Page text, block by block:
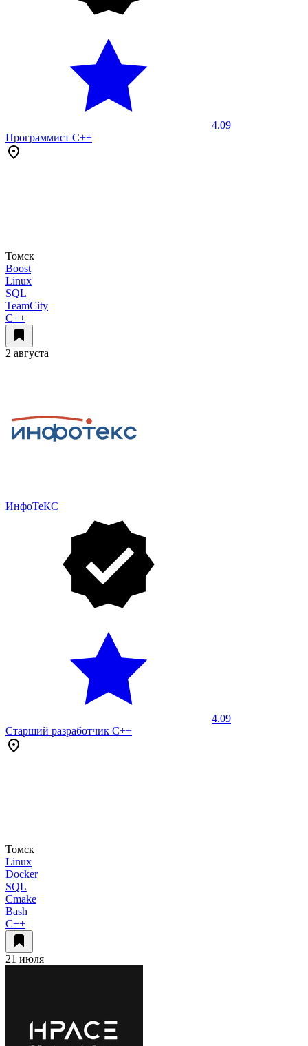
4.09
Программист C++
Томск
Boost
Linux
SQL
TeamCity
C++
2 августа
ИнфоТеКС
4.09
Старший разработчик С++
Томск
Linux
Docker
SQL
Cmake
Bash
C++
21 июля